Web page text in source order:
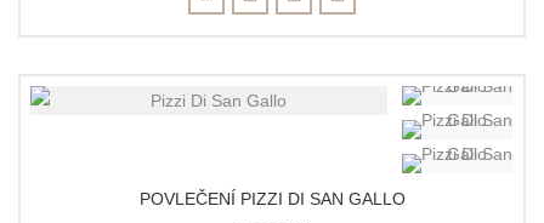
POVLEČENÍ PIZZI DI SAN GALLO